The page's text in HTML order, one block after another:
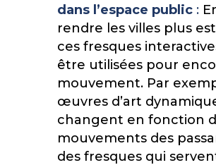
dans l’espace public:
rendre les villes plus
ces fresques
être utilisées pour
mouvement. Par
œuvres d’art
changent en fonction
mouvements des
des fresques qui